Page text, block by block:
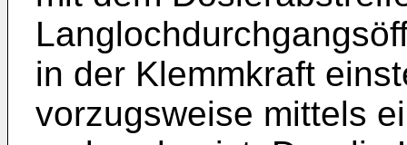
in der Klemmkraft
vorzugsweise mittels